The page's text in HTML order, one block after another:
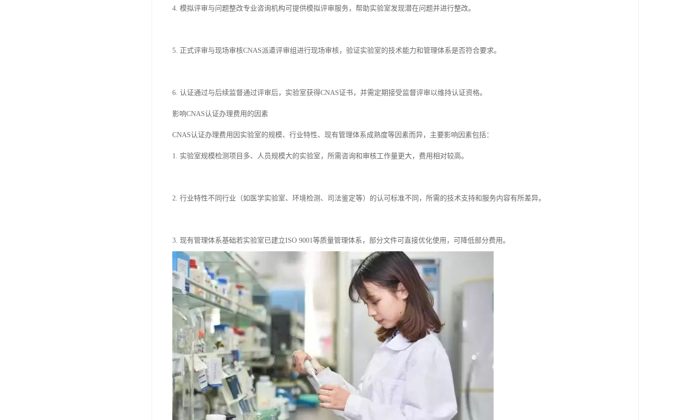
4. 模拟评审与问题整改专业咨询机构可提供模拟评审服务，帮助实验室发现潜在问题并进行整改。
5. 正式评审与现场审核CNAS派遣评审组进行现场审核，验证实验室的技术能力和管理体系是否符合要求。
6. 认证通过与后续监督通过评审后，实验室获得CNAS证书，并需定期接受监督评审以维持认证资格。
影响CNAS认证办理费用的因素
CNAS认证办理费用因实验室的规模、行业特性、现有管理体系成熟度等因素而异，主要影响因素包括：
1. 实验室规模检测项目多、人员规模大的实验室，所需咨询和审核工作量更大，费用相对较高。
2. 行业特性不同行业（如医学实验室、环境检测、司法鉴定等）的认可标准不同，所需的技术支持和服务内容有所差异。
3. 现有管理体系基础若实验室已建立ISO 9001等质量管理体系，部分文件可直接优化使用，可降低部分费用。